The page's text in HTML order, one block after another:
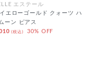
エステール
エローゴールド クォーツ ハ
ーン ピアス
(税込) 30% OFF